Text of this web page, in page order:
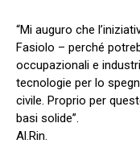
“Mi auguro che
Fasiolo – perché
occupazionali e
tecnologie per lo
civile. Proprio per
basi solide”.
Al.Rin.